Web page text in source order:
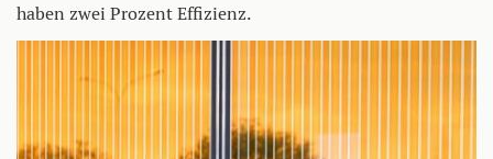
haben zwei Prozent Effizienz.